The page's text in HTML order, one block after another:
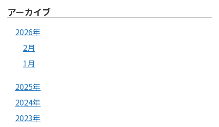
アーカイブ
2026年
2月
1月
2025年
2024年
2023年